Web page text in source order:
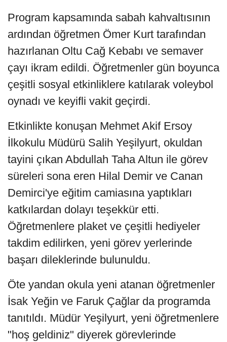
Program kapsamında sabah kahvaltısının
ardından öğretmen Ömer Kurt tarafından
hazırlanan Oltu Cağ Kebabı ve semaver
çayı ikram edildi. Öğretmenler gün boyunca
çeşitli sosyal etkinliklere katılarak voleybol
oynadı ve keyifli vakit geçirdi.
Etkinlikte konuşan Mehmet Akif Ersoy
İlkokulu Müdürü Salih Yeşilyurt, okuldan
tayini çıkan Abdullah Taha Altun ile görev
süreleri sona eren Hilal Demir ve Canan
Demirci'ye eğitim camiasına yaptıkları
katkılardan dolayı teşekkür etti.
Öğretmenlere plaket ve çeşitli hediyeler
takdim edilirken, yeni görev yerlerinde
başarı dileklerinde bulunuldu.
Öte yandan okula yeni atanan öğretmenler
İsak Yeğin ve Faruk Çağlar da programda
tanıtıldı. Müdür Yeşilyurt, yeni öğretmenlere
"hoş geldiniz" diyerek görevlerinde